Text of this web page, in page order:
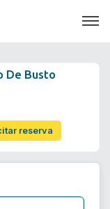
De Busto
reserva